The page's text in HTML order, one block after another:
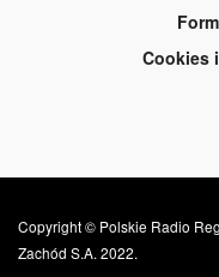
Cookies
Copyright © Polskie Radio
Zachód S.A. 2022.